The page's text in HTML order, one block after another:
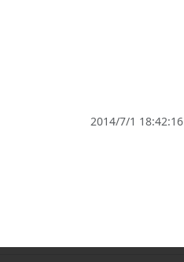
2014/7/1 18:42:16